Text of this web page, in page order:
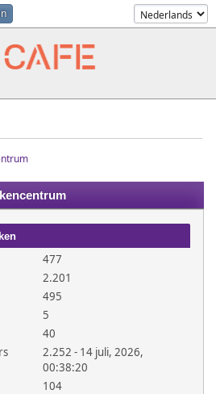
477
2.201
495
5
40
2.252 - 14 juli, 2026,
00:38:20
104